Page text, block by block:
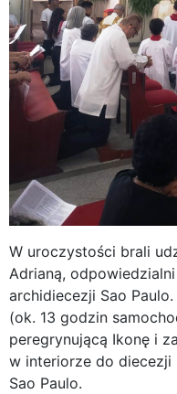
W uroczystości brali
Adrianą,
archidiecezji Sao
(ok. 13 godzin
peregrynującą Ikonę i
w interiorze do diecezji
Sao Paulo.